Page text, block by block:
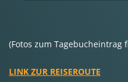
(Fotos zum Tagebucheintrag
LINK ZUR REISEROUTE